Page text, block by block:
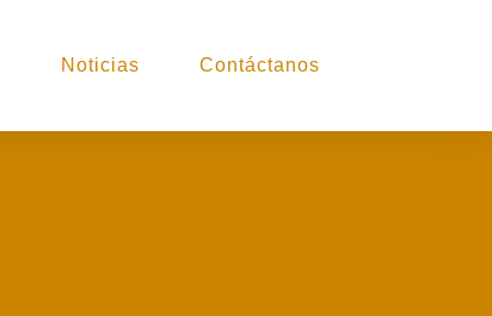
Noticias Contáctanos